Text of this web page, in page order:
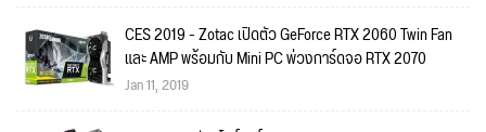
CES 2019 - Zotac เปิดตัว GeForce RTX 2060 Twin Fan
และ AMP พร้อมกับ Mini PC พ่วงการ์ดจอ RTX 2070
Jan 11, 2019